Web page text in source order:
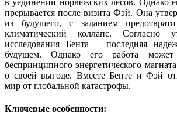
прерывается после визита Фэй. Она
из будущего, с заданием
климатический коллапс. Согласно
исследования Бента – последняя
будущем. Однако его работа
беспринципного энергетического
о своей выгоде. Вместе Бенте и Фэй
мир от глобальной катастрофы.
Ключевые особенности: